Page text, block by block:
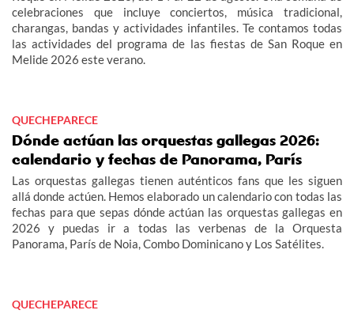
celebraciones que incluye conciertos, música tradicional,
charangas, bandas y actividades infantiles. Te contamos todas
las actividades del programa de las fiestas de San Roque en
Melide 2026 este verano.
QUECHEPARECE
Dónde actúan las orquestas gallegas 2026:
calendario y fechas de Panorama, París
Las orquestas gallegas tienen auténticos fans que les siguen
allá donde actúen. Hemos elaborado un calendario con todas las
fechas para que sepas dónde actúan las orquestas gallegas en
2026 y puedas ir a todas las verbenas de la Orquesta
Panorama, París de Noia, Combo Dominicano y Los Satélites.
QUECHEPARECE